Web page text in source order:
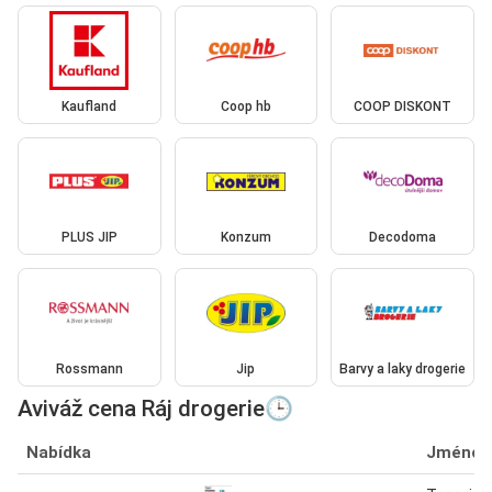
Kaufland Coop hb COOP DISKONT
PLUS JIP Konzum Decodoma
Rossmann Jip Barvy a laky drogerie
Aviváž cena Ráj drogerie🕒
Nabídka Jméno